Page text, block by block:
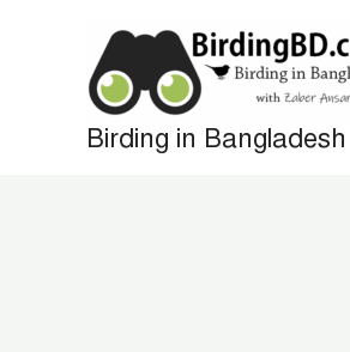
Birding in Bangladesh